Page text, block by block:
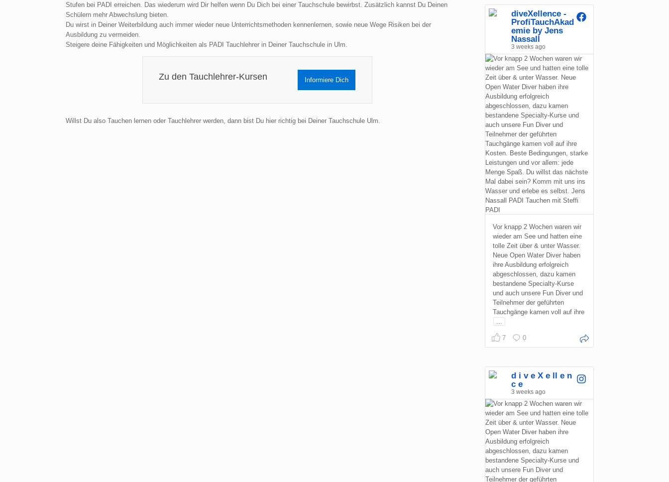
Stufen bei PADI erreichen. Das wiederum wird Dir helfen wenn Du Dich bei einer Tauchschule bewirbst. Zusätzlich kannst Du Deinen
Schülern mehr Abwechslung bieten.
Du wirst in Deiner Weiterbildung auch immer wieder neue Unterrichtsmethoden kennenlernen, sowie neue Wege Risiken bei der
Ausbildung zu vermeiden.
Steigere deine Fähigkeiten und Möglichkeiten als PADI Tauchlehrer in Deiner Tauchschule in Ulm.
Zu den Tauchlehrer-Kursen Informiere Dich
Willst Du also Tauchen lernen oder Tauchlehrer werden, dann bist Du hier richtig bei Deiner Tauchschule Ulm.
diveXellence -
ProfiTauchAkad
emie by Jens
Nassall
3 weeks ago
Vor knapp 2 Wochen waren wir
wieder am See und hatten eine
tolle Zeit über & unter Wasser.
Neue Open Water Diver haben
ihre Ausbildung erfolgreich
abgeschlossen, dazu kamen
bestandene Specialty-Kurse
und auch unsere Fun Diver und
Teilnehmer der geführten
Tauchgänge kamen voll auf ihre
...
7 0
d i v e X e ll e n
c e
3 weeks ago